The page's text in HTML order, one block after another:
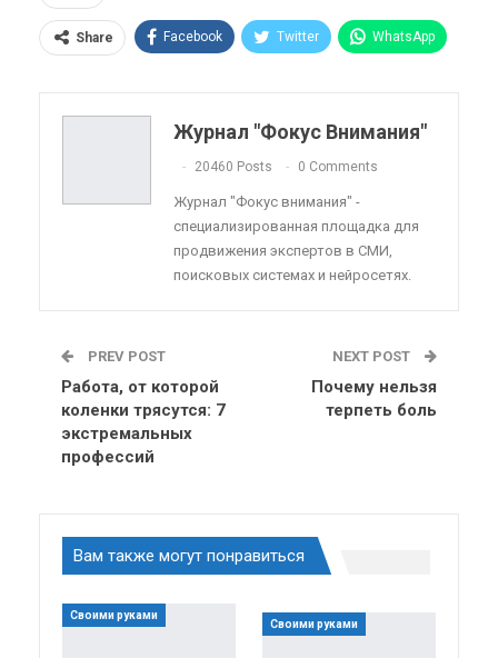
Share Facebook Twitter WhatsApp
Telegram Viber
Linkedin Tumblr
Журнал "Фокус Внимания"
20460 Posts 0 Comments
Журнал "Фокус внимания" -
специализированная площадка для
продвижения экспертов в СМИ,
поисковых системах и нейросетях.
PREV POST
Работа, от которой
коленки трясутся: 7
экстремальных
профессий
NEXT POST
Почему нельзя
терпеть боль
Вам также могут понравиться
Своими руками
Своими руками